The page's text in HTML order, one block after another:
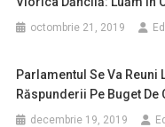
octombrie 21, 2019
Parlamentul Se Va Reuni
Răspunderii Pe Buget De
decembrie 19, 2019